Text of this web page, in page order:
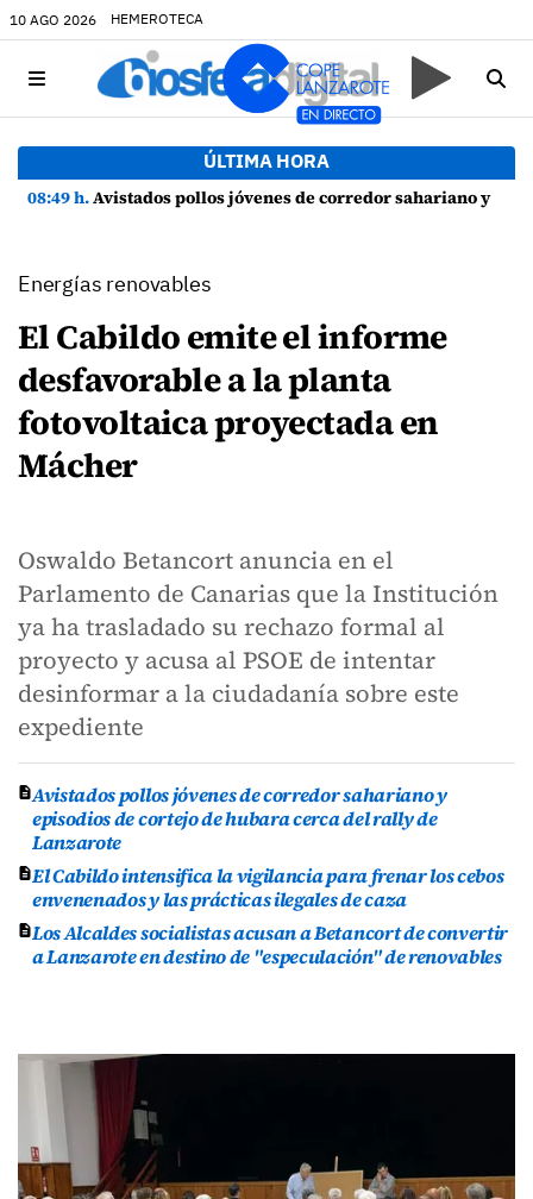
10 AGO 2026 HEMEROTECA
ÚLTIMA HORA
08:49 h.Avistados pollos jóvenes de corredor sahariano y episodios de cortejo de hubara cerca del rally de Lanzarote
Energías renovables
El Cabildo emite el informe
desfavorable a la planta
fotovoltaica proyectada en
Mácher
Oswaldo Betancort anuncia en el
Parlamento de Canarias que la Institución
ya ha trasladado su rechazo formal al
proyecto y acusa al PSOE de intentar
desinformar a la ciudadanía sobre este
expediente
Avistados pollos jóvenes de corredor sahariano y
episodios de cortejo de hubara cerca del rally de
Lanzarote
El Cabildo intensifica la vigilancia para frenar los cebos
envenenados y las prácticas ilegales de caza
Los Alcaldes socialistas acusan a Betancort de convertir
a Lanzarote en destino de "especulación" de renovables